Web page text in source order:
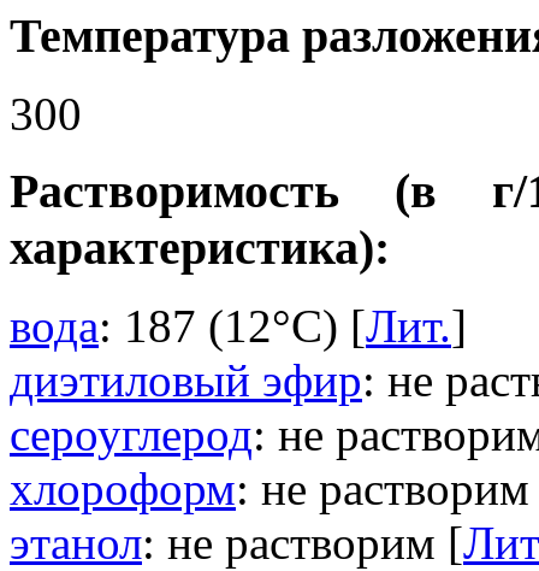
Температура
300
Растворимость (в
характеристика):
вода: 187 (12°C) [Лит.]
диэтиловый эфир: не
сероуглерод: не
хлороформ: не
этанол: не растворим [